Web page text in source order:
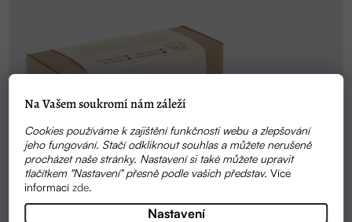
Na Vašem soukromí nám záleží
Cookies používáme k zajištění funkčnosti webu a zlepšování
jeho fungování. Stačí odkliknout souhlas a můžete nerušeně
procházet naše stránky. Nastavení si také můžete upravit
tlačítkem "Nastavení" přesně podle vašich představ.Více
informacízde.
Nastavení